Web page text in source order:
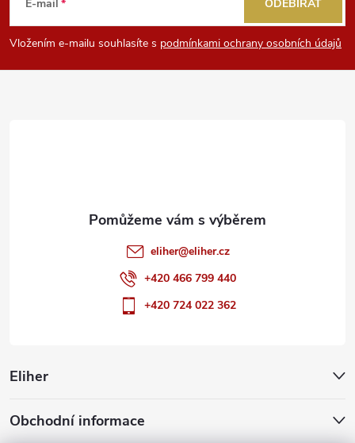
p
E-mail
Vložením e-mailu souhlasíte s podmínkami ochrany osobních údajů
ODEBÍRAT
Eliher
Obchodní informace
eliher@eliher.cz
+420 466 799 440
+420 724 022 362